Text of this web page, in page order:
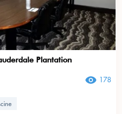
Plantation
178